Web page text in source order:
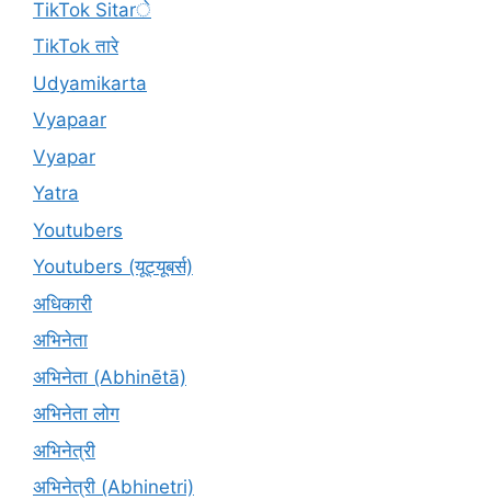
TikTok Sitarे
TikTok तारे
Udyamikarta
Vyapaar
Vyapar
Yatra
Youtubers
Youtubers (यूट्यूबर्स)
अधिकारी
अभिनेता
अभिनेता (Abhinētā)
अभिनेता लोग
अभिनेत्री
अभिनेत्री (Abhinetri)